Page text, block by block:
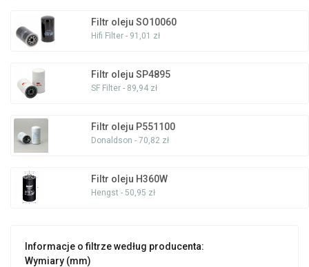
Filtr oleju SO10060
Hifi Filter - 91,01 zł
Filtr oleju SP4895
SF Filter - 89,94 zł
Filtr oleju P551100
Donaldson - 70,82 zł
Filtr oleju H360W
Hengst - 50,95 zł
Informacje o filtrze według producenta:
Wymiary (mm)